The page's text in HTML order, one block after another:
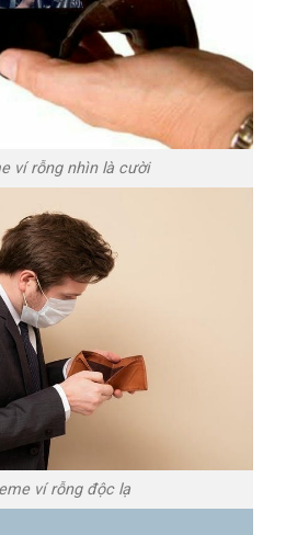
ví rỗng nhìn là cười
ví rỗng độc lạ